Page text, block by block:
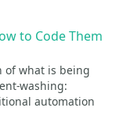
to Code Them
of what is being
washing:
automation